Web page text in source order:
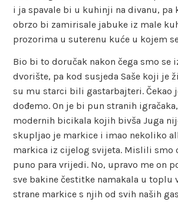
i ja spavale bi u kuhinji na divanu, pa
obrzo bi zamirisale jabuke iz male
prozorima u suterenu kuće u kojem
Bio bi to doručak nakon čega smo se
dvorište, pa kod susjeda Saše koji je
su mu starci bili gastarbajteri. Čekao
dođemo. On je bi pun stranih
modernih bicikala kojih bivša Juga
skupljao je markice i imao nekoliko
markica iz cijelog svijeta. Mislili smo
puno para vrijedi. No, upravo me on
sve bakine čestitke namakala u toplu
strane markice s njih od svih naših